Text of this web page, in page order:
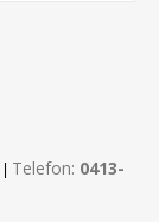
Telefon: 0413-